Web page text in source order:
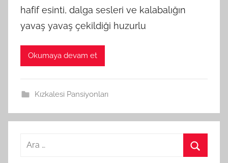
hafif esinti, dalga sesleri ve kalabalığın
yavaş yavaş çekildiği huzurlu
Okumaya devam et
Kızkalesi Pansiyonları